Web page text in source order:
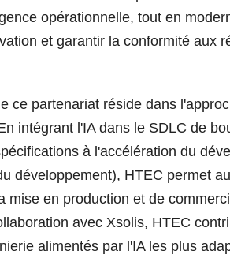
opérationnelle, tout en
et garantir la conformité aux
ce partenariat réside dans
intégrant l'IA dans le SDLC de
à l'accélération du
développement), HTEC permet
mise en production et de
avec Xsolis, HTEC
alimentés par l'IA les plus